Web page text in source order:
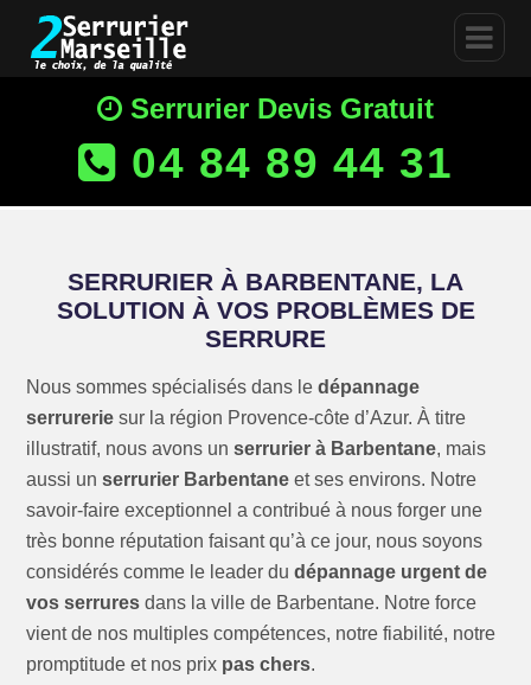
Serrurier Devis Gratuit
04 84 89 44 31
SERRURIER À BARBENTANE, LA
SOLUTION À VOS PROBLÈMES DE
SERRURE
Nous sommes spécialisés dans ledépannage
serrurerie sur la région Provence-côte d’Azur. À titre
illustratif, nous avons unserrurier à Barbentane, mais
aussi unserrurier Barbentane et ses environs. Notre
savoir-faire exceptionnel a contribué à nous forger une
très bonne réputation faisant qu’à ce jour, nous soyons
considérés comme le leader dudépannage urgent de
vos serrures dans la ville de Barbentane. Notre force
vient de nos multiples compétences, notre fiabilité, notre
promptitude et nos prix pas chers.